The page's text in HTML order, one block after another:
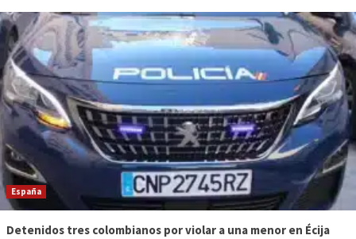
España
Detenidos tres colombianos por violar a una menor en Écija